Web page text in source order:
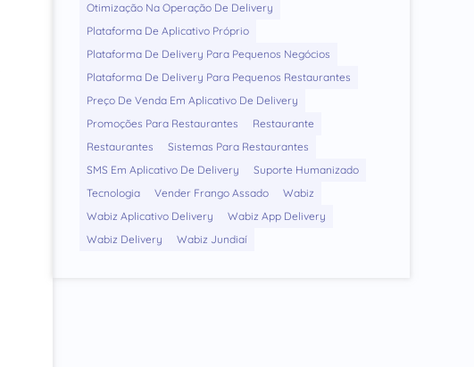
Otimização Na Operação De Delivery
Plataforma De Aplicativo Próprio
Plataforma De Delivery Para Pequenos Negócios
Plataforma De Delivery Para Pequenos Restaurantes
Preço De Venda Em Aplicativo De Delivery
Promoções Para Restaurantes
Restaurante
Restaurantes
Sistemas Para Restaurantes
SMS Em Aplicativo De Delivery
Suporte Humanizado
Tecnologia
Vender Frango Assado
Wabiz
Wabiz Aplicativo Delivery
Wabiz App Delivery
Wabiz Delivery
Wabiz Jundiaí